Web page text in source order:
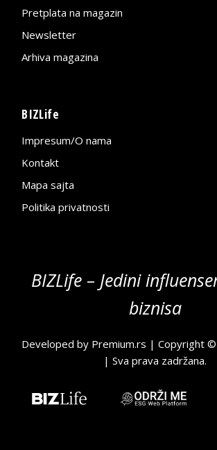
Pretplata na magazin
Newsletter
Arhiva magazina
BIZLife
Impresum/O nama
Kontakt
Mapa sajta
Politika privatnosti
BIZLife – Jedini
biznisa
Developed by Premium.rs | Copyright
| Sva prava zadržana.